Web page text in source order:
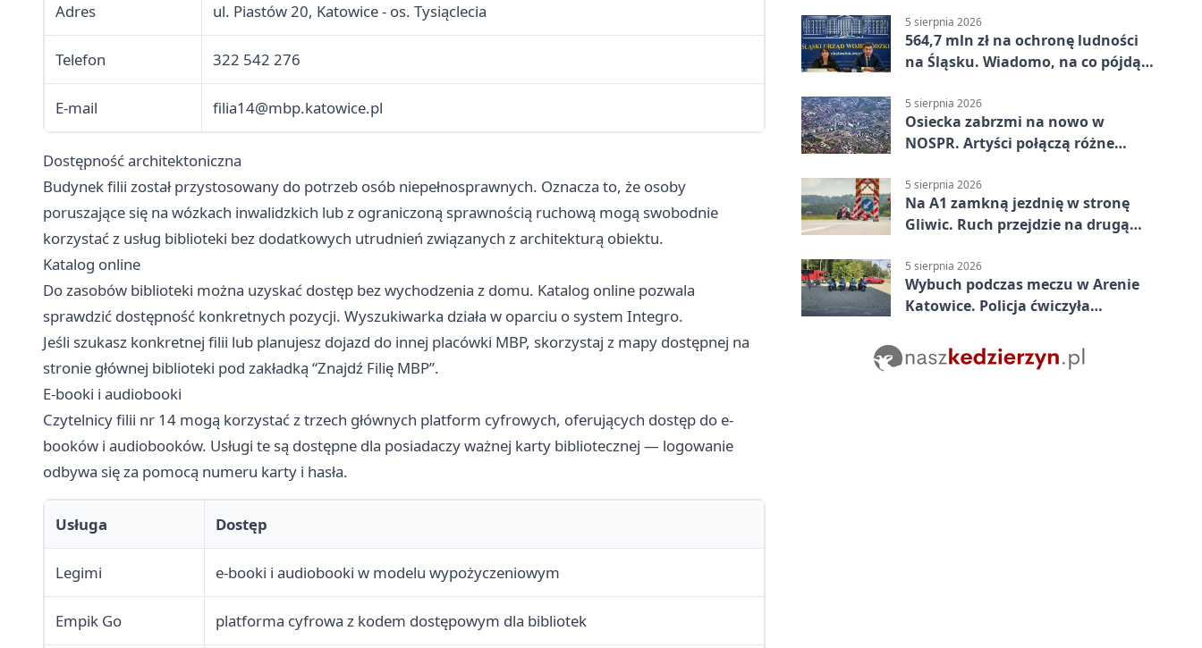
Adres ul. Piastów 20, Katowice - os. Tysiąclecia
Telefon 322 542 276
E-mail filia14@mbp.katowice.pl
Dostępność architektoniczna
Budynek filii został przystosowany do potrzeb osób niepełnosprawnych. Oznacza to, że osoby
poruszające się na wózkach inwalidzkich lub z ograniczoną sprawnością ruchową mogą swobodnie
korzystać z usług biblioteki bez dodatkowych utrudnień związanych z architekturą obiektu.
Katalog online
Do zasobów biblioteki można uzyskać dostęp bez wychodzenia z domu. Katalog online pozwala
sprawdzić dostępność konkretnych pozycji. Wyszukiwarka działa w oparciu o system Integro.
Jeśli szukasz konkretnej filii lub planujesz dojazd do innej placówki MBP, skorzystaj z mapy dostępnej na
stronie głównej biblioteki pod zakładką “Znajdź Filię MBP”.
E-booki i audiobooki
Czytelnicy filii nr 14 mogą korzystać z trzech głównych platform cyfrowych, oferujących dostęp do e-
booków i audiobooków. Usługi te są dostępne dla posiadaczy ważnej karty bibliotecznej — logowanie
odbywa się za pomocą numeru karty i hasła.
Usługa Dostęp
Legimi e-booki i audiobooki w modelu wypożyczeniowym
Empik Go platforma cyfrowa z kodem dostępowym dla bibliotek
5 sierpnia 2026
564,7 mln zł na ochronę ludności
na Śląsku. Wiadomo, na co pójdą
5 sierpnia 2026
Osiecka zabrzmi na nowo w
NOSPR. Artyści połączą różne
5 sierpnia 2026
Na A1 zamkną jezdnię w stronę
Gliwic. Ruch przejdzie na drugą
5 sierpnia 2026
Wybuch podczas meczu w Arenie
Katowice. Policja ćwiczyła